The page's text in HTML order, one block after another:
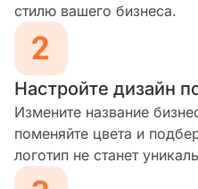
стилю вашего бизнеса.
Настройте дизайн
Измените название
поменяйте цвета и
логотип не станет